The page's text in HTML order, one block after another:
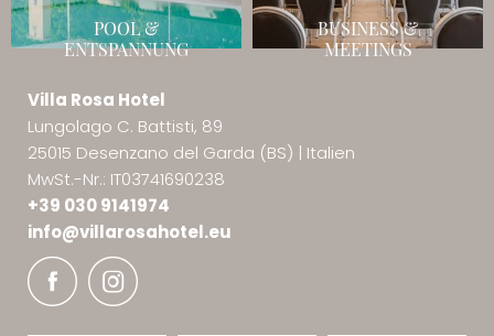
POOL &
ENTSPANNUNG
BUSINESS &
MEETINGS
Villa Rosa Hotel
Lungolago C. Battisti, 89
25015 Desenzano del Garda (BS) | Italien
MwSt.-Nr.: IT03741690238
+39 030 9141974
info@villarosahotel.eu